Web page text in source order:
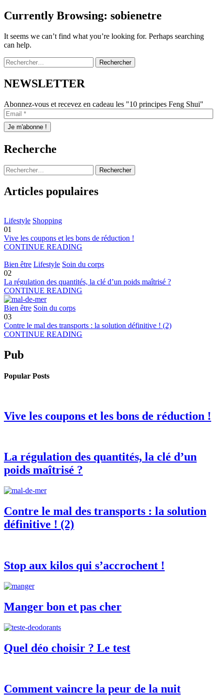
Currently Browsing: sobienetre
It seems we can’t find what you’re looking for. Perhaps searching
can help.
Rechercher :
NEWSLETTER
Abonnez-vous et recevez en cadeau les "10 principes Feng Shui"
Recherche
Rechercher :
Articles populaires
Lifestyle Shopping
01
Vive les coupons et les bons de réduction !
CONTINUE READING
Bien être Lifestyle Soin du corps
02
La régulation des quantités, la clé d’un poids maîtrisé ?
CONTINUE READING
Bien être Soin du corps
03
Contre le mal des transports : la solution définitive ! (2)
CONTINUE READING
Pub
Popular Posts
Vive les coupons et les bons de réduction !
La régulation des quantités, la clé d’un
poids maîtrisé ?
Contre le mal des transports : la solution
définitive ! (2)
Stop aux kilos qui s’accrochent !
Manger bon et pas cher
Quel déo choisir ? Le test
Comment vaincre la peur de la nuit